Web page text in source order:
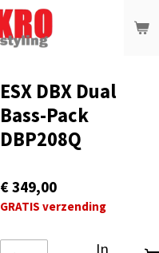
ESX DBX Dual
Bass-Pack
DBP208Q
€ 349,00
GRATIS verzending
In